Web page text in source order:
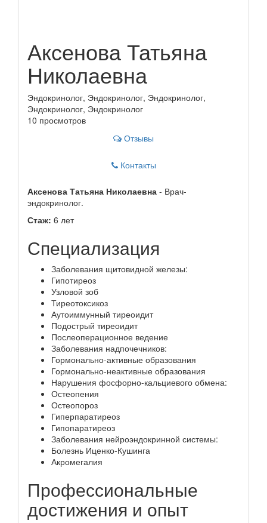
Аксенова Татьяна
Николаевна
Эндокринолог, Эндокринолог, Эндокринолог,
Эндокринолог, Эндокринолог
10 просмотров
Отзывы
Контакты
Аксенова Татьяна Николаевна - Врач-
эндокринолог.
Стаж: 6 лет
Специализация
Заболевания щитовидной железы:
Гипотиреоз
Узловой зоб
Тиреотоксикоз
Аутоиммунный тиреоидит
Подострый тиреоидит
Послеоперационное ведение
Заболевания надпочечников:
Гормонально-активные образования
Гормонально-неактивные образования
Нарушения фосфорно-кальциевого обмена:
Остеопения
Остеопороз
Гиперпаратиреоз
Гипопаратиреоз
Заболевания нейроэндокринной системы:
Болезнь Иценко-Кушинга
Акромегалия
Профессиональные
достижения и опыт